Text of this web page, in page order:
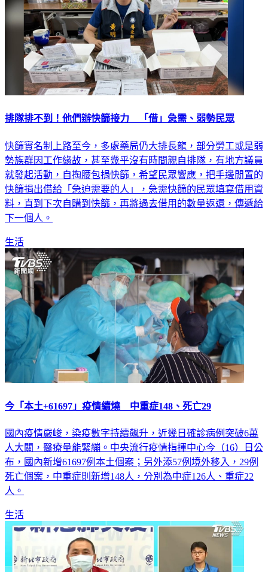
排隊排不到！他們辦快篩接力 「借」急需、弱勢民眾
快篩實名制上路至今，多處藥局仍大排長龍，部分勞工或是弱
勢族群因工作緣故，甚至幾乎沒有時間親自排隊，有地方議員
就發起活動，自掏腰包捐快篩，希望民眾響應，把手邊閒置的
快篩捐出借給「急迫需要的人」，急需快篩的民眾填寫借用資
料，直到下次自購到快篩，再將過去借用的數量返還，傳遞給
下一個人。
生活
今「本土+61697」疫情續燒 中重症148、死亡29
國內疫情嚴峻，染疫數字持續飆升，近幾日確診病例突破6萬
人大關，醫療量能緊繃。中央流行疫情指揮中心今（16）日公
布，國內新增61697例本土個案；另外添57例境外移入，29例
死亡個案，中重症則新增148人，分別為中症126人、重症22
人。
生活